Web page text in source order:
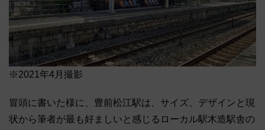
※2021年4月撮影
冒頭に書いた様に、豊前松江駅は、サイズ、デザインと現
状から筆者が最も好ましいと感じるローカル駅木造駅舎の